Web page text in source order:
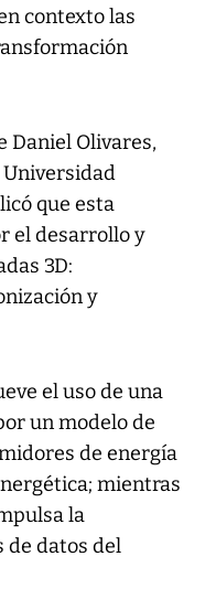
contexto las
Daniel Olivares,
que esta
el desarrollo y
3D:
y
el uso de una
un modelo de
de energía
mientras
la
de datos del